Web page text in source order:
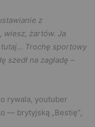
z
wiesz, żartów. Ja
Trochę sportowy
na zagładę –
rywala, youtuber
— brytyjską „Bestię”,